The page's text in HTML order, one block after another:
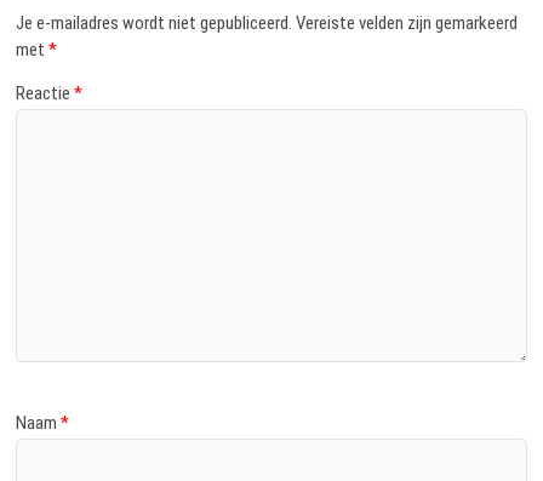
Je e-mailadres wordt niet gepubliceerd. Vereiste velden zijn gemarkeerd
met*
Reactie*
Naam*